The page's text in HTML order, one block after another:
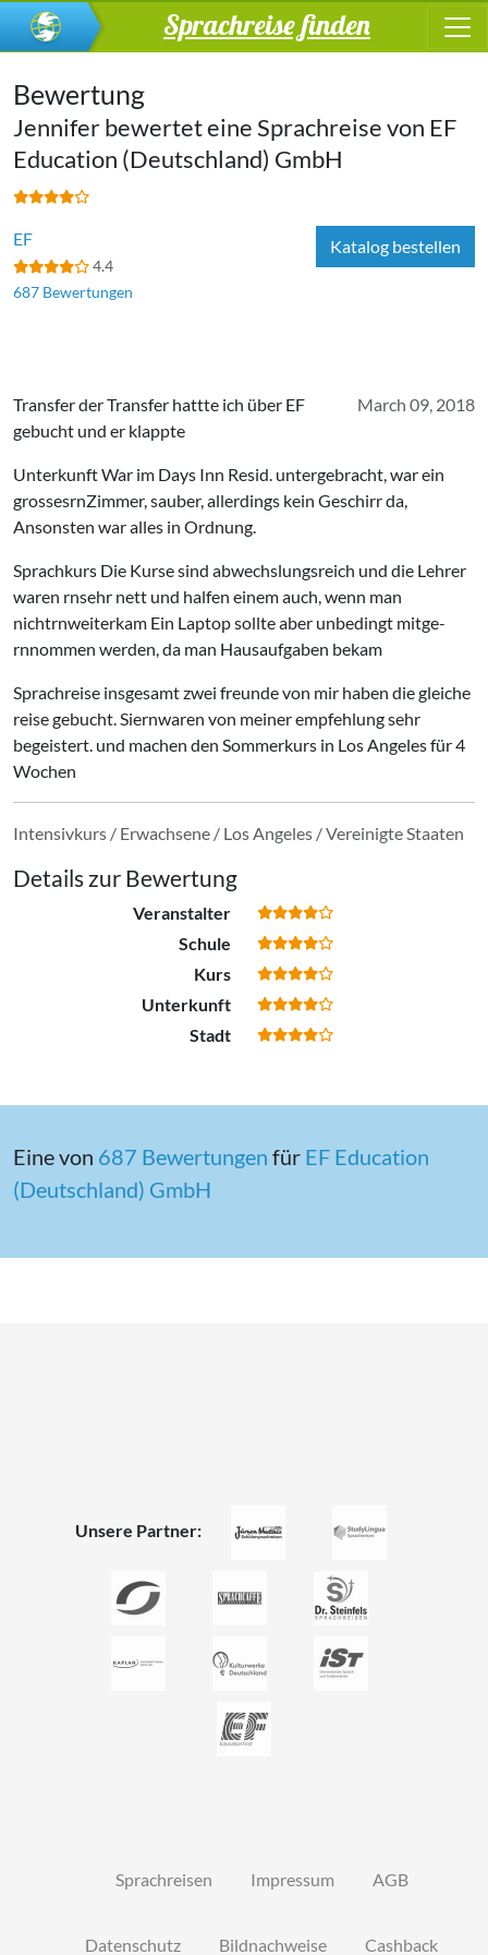
Sprachreise finden
Bewertung
Jennifer bewertet eine Sprachreise von EF
Education (Deutschland) GmbH
EF
4.4
687 Bewertungen
Katalog bestellen
March 09, 2018
Transfer der Transfer hattte ich über EF
gebucht und er klappte
Unterkunft War im Days Inn Resid. untergebracht, war ein
grossesrnZimmer, sauber, allerdings kein Geschirr da,
Ansonsten war alles in Ordnung.
Sprachkurs Die Kurse sind abwechslungsreich und die Lehrer
waren rnsehr nett und halfen einem auch, wenn man
nichtrnweiterkam Ein Laptop sollte aber unbedingt mitge-
rnnommen werden, da man Hausaufgaben bekam
Sprachreise insgesamt zwei freunde von mir haben die gleiche
reise gebucht. Siernwaren von meiner empfehlung sehr
begeistert. und machen den Sommerkurs in Los Angeles für 4
Wochen
Intensivkurs / Erwachsene / Los Angeles / Vereinigte Staaten
Details zur Bewertung
Veranstalter
Schule
Kurs
Unterkunft
Stadt
Eine von 687 Bewertungen für EF Education
(Deutschland) GmbH
Unsere Partner:
Sprachreisen Impressum AGB
Datenschutz Bildnachweise Cashback